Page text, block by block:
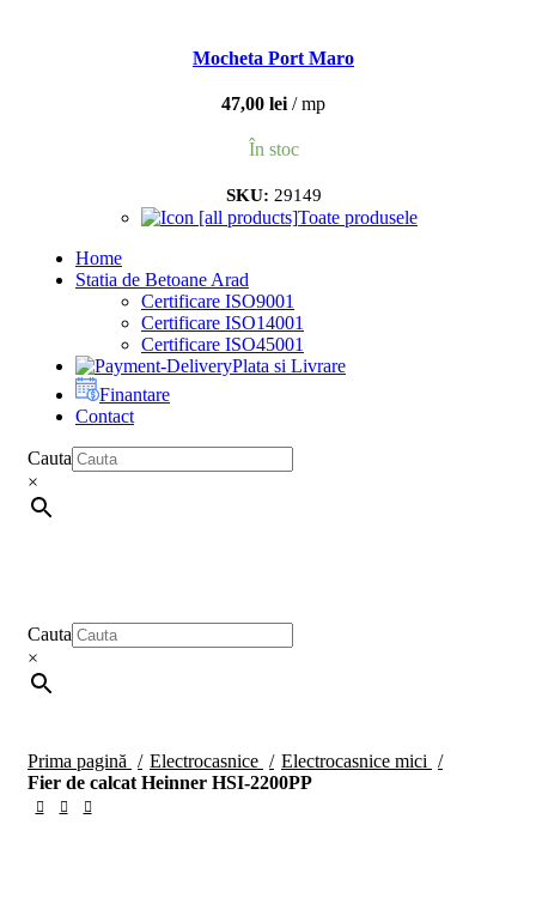
Mocheta Port Maro
47,00 lei mp
În stoc
SKU: 29149
Toate produsele
Home
Statia de Betoane Arad
Certificare ISO9001
Certificare ISO14001
Certificare ISO45001
Plata si Livrare
Finantare
Contact
Cauta
×
Cauta
×
Prima pagină Electrocasnice
Electrocasnice mici
Fier de calcat Heinner HSI-2200PP